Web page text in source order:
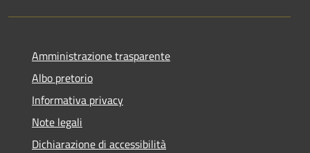
Amministrazione trasparente
Albo pretorio
Informativa privacy
Note legali
Dichiarazione di accessibilità